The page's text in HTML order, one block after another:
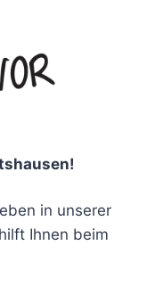
in unserer
Ihnen beim